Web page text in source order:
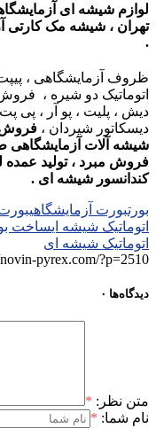
لوازم شیشه ای
تهران ، شیشه مک کارتی
.
ظروف آزمایشگاهی ،
اتوماتیک دو شیره ،
دیش ، پلیت ، پو آر ، پی
دیسکاتور شیردان ، فروش
شیشه آلات آزمایشگاهی
فروش مبرد ، تولید عمده
کندانسور شیشه ای .
بورتبورت آزمایشگاهیبورت
اتوماتیک شیشه ایساخت
اتوماتیک شیشه ای
pyrex.com/?p=2510
دیدگاه‌ها ۰
متن نظر: *
نام شما: *